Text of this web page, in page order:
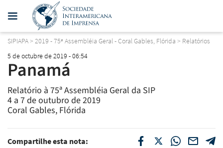
SIPIAPA> 2019 - 75ª Assembléia Geral - Coral Gables, Flórida > Relatórios
5 de octubre de 2019 - 06:54
Panamá
Relatório à 75ª Assembléia Geral da SIP
4 a 7 de outubro de 2019
Coral Gables, Flórida
Compartilhe esta nota: